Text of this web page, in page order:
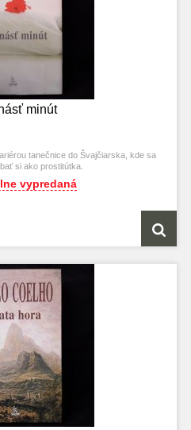
minút
tanečnice do Švajčiarska, kde sa
si ako prostitútka.
vypredaná